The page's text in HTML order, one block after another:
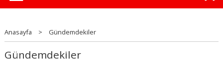
Anasayfa > Gündemdekiler
Gündemdekiler